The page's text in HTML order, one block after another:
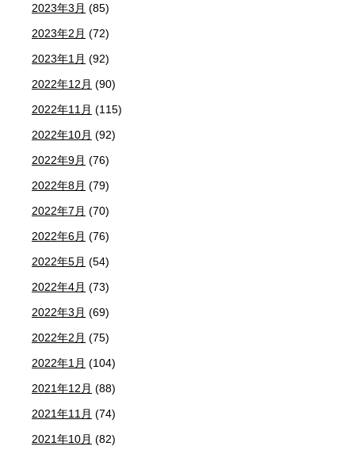
2023年3月 (85)
2023年2月 (72)
2023年1月 (92)
2022年12月 (90)
2022年11月 (115)
2022年10月 (92)
2022年9月 (76)
2022年8月 (79)
2022年7月 (70)
2022年6月 (76)
2022年5月 (54)
2022年4月 (73)
2022年3月 (69)
2022年2月 (75)
2022年1月 (104)
2021年12月 (88)
2021年11月 (74)
2021年10月 (82)